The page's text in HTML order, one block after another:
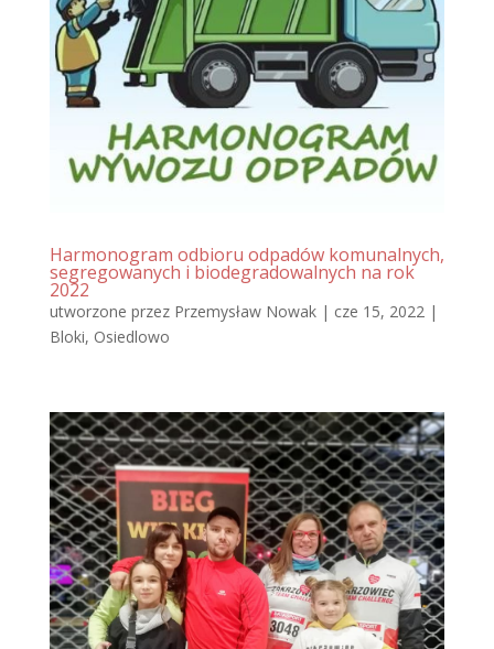
Harmonogram odbioru odpadów komunalnych,
segregowanych i biodegradowalnych na rok
2022
utworzone przez Przemysław Nowak| cze 15, 2022|
Bloki, Osiedlowo